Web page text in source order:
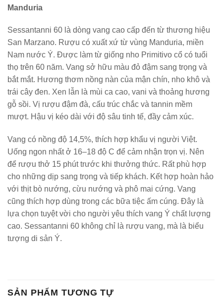
Manduria
Sessantanni 60 là dòng vang cao cấp đến từ thương hiệu
San Marzano. Rượu có xuất xứ từ vùng Manduria, miền
Nam nước Ý. Được làm từ giống nho Primitivo cổ có tuổi
thọ trên 60 năm. Vang sở hữu màu đỏ đậm sang trọng và
bắt mắt. Hương thơm nồng nàn của mận chín, nho khô và
trái cây đen. Xen lẫn là mùi ca cao, vani và thoảng hương
gỗ sồi. Vị rượu đậm đà, cấu trúc chắc và tannin mềm
mượt. Hậu vị kéo dài với độ sâu tinh tế, đầy cảm xúc.
Vang có nồng độ 14,5%, thích hợp khẩu vị người Việt.
Uống ngon nhất ở 16–18 độ C để cảm nhận trọn vị. Nên
để rượu thở 15 phút trước khi thưởng thức. Rất phù hợp
cho những dịp sang trọng và tiếp khách. Kết hợp hoàn hảo
với thịt bò nướng, cừu nướng và phô mai cứng. Vang
cũng thích hợp dùng trong các bữa tiệc ấm cúng. Đây là
lựa chọn tuyệt vời cho người yêu thích vang Ý chất lượng
cao. Sessantanni 60 không chỉ là rượu vang, mà là biểu
tượng di sản Ý.
SẢN PHẨM TƯƠNG TỰ